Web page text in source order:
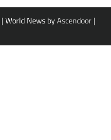
| World News byAscendoor |